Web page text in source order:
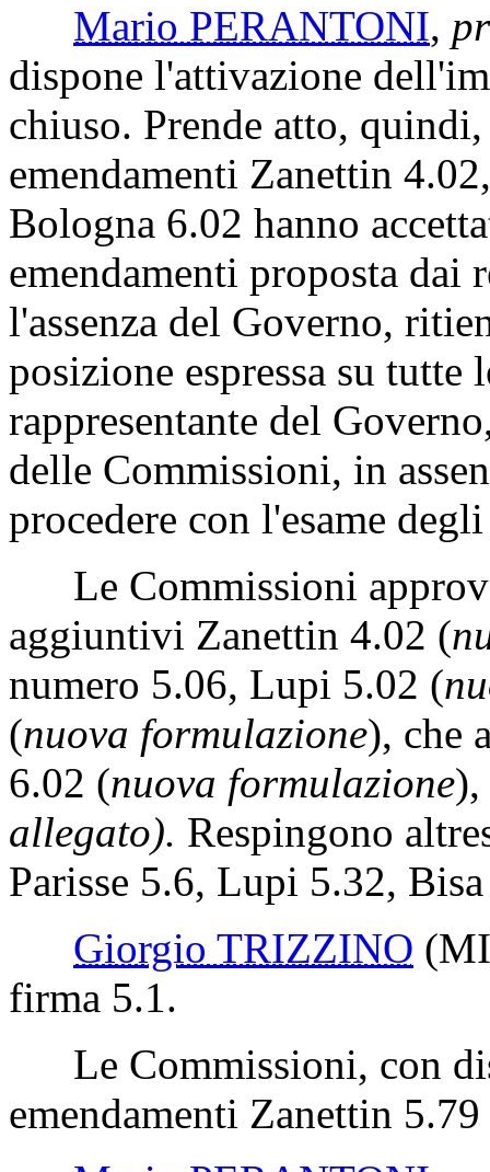
Mario PERANTONI,
dispone l'attivazione
chiuso. Prende atto,
emendamenti Zanettin
Bologna 6.02 hanno
emendamenti proposta dai
l'assenza del Governo,
posizione espressa su tutte
rappresentante del
delle Commissioni, in
procedere con l'esame
Le Commissioni
aggiuntivi Zanettin 4.02 (
numero 5.06, Lupi 5.02 (
(nuova formulazione), che
6.02 (nuova formulazione),
allegato). Respingono
Parisse 5.6, Lupi 5.32,
Giorgio TRIZZINO
firma 5.1.
Le Commissioni, con
emendamenti Zanettin